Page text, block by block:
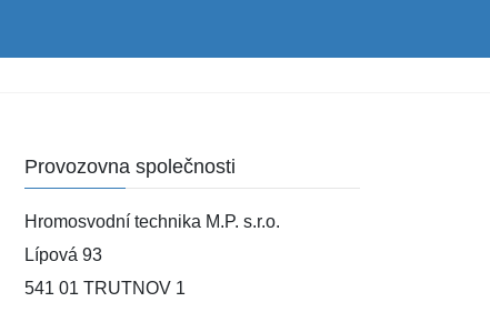
Provozovna společnosti
Hromosvodní technika M.P. s.r.o.
Lípová 93
541 01 TRUTNOV 1